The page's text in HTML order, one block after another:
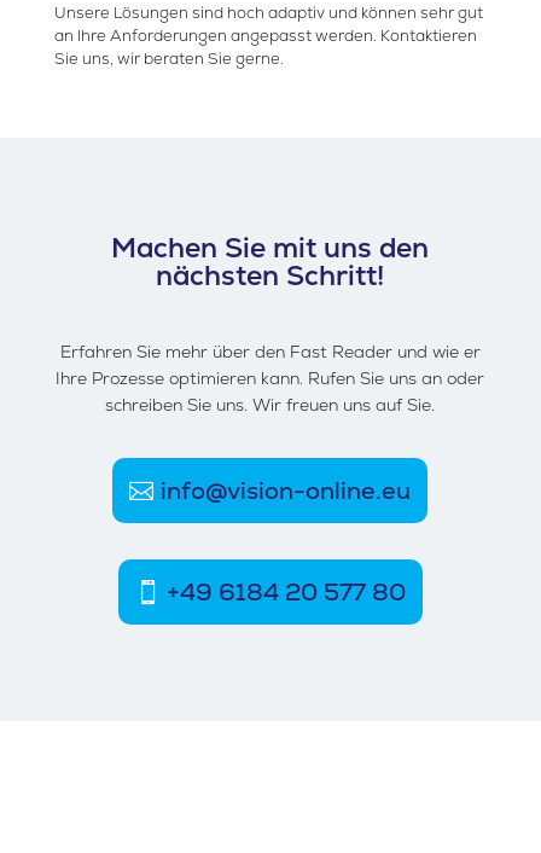
Unsere Lösungen sind hoch adaptiv und können sehr gut
an Ihre Anforderungen angepasst werden. Kontaktieren
Sie uns, wir beraten Sie gerne.
Machen Sie mit uns den
nächsten Schritt!
Erfahren Sie mehr über den Fast Reader und wie er
Ihre Prozesse optimieren kann. Rufen Sie uns an oder
schreiben Sie uns. Wir freuen uns auf Sie.
info@vision-online.eu
+49 6184 20 577 80